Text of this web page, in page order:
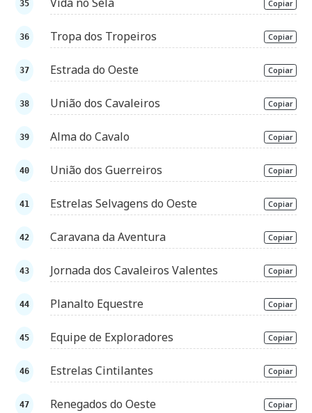
Copiar
Tropa dos Tropeiros Copiar
Estrada do Oeste Copiar
União dos Cavaleiros Copiar
Alma do Cavalo Copiar
União dos Guerreiros Copiar
Estrelas Selvagens do Oeste Copiar
Caravana da Aventura Copiar
Jornada dos Cavaleiros Valentes Copiar
Planalto Equestre Copiar
Equipe de Exploradores Copiar
Estrelas Cintilantes Copiar
Renegados do Oeste Copiar